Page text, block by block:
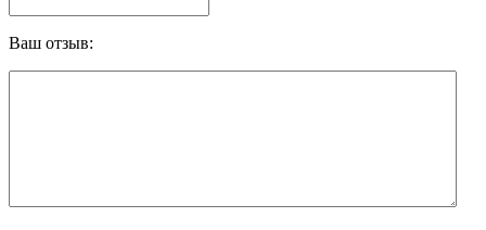
Ваш отзыв: